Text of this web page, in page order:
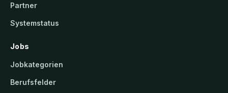
Partner
Systemstatus
Jobs
Jobkategorien
Berufsfelder